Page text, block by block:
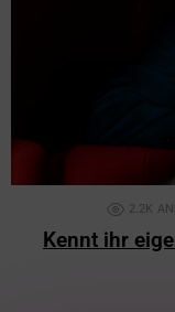
2.2K
Kennt ihr